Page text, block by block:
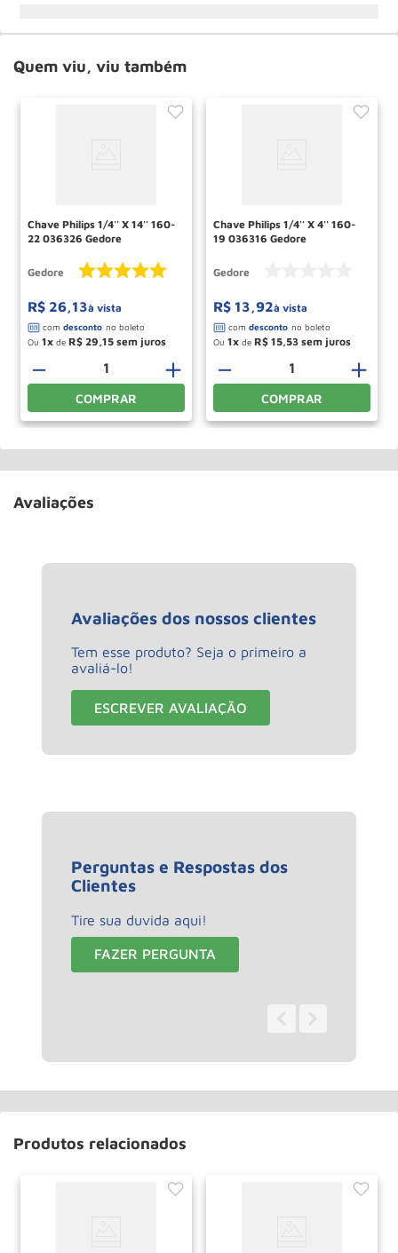
Quem viu, viu também
Chave Philips 1/4'' X 14'' 160-
22 036326 Gedore
Gedore
R$ 26,13à vista
Ou 1 de R$ 29,15
＋
－
COMPRAR
Chave Philips 1/4'' X 4'' 160-
19 036316 Gedore
Gedore
R$ 13,92à vista
Ou 1 de R$ 15,53
＋
－
COMPRAR
Avaliações
Avaliações dos nossos clientes
Tem esse produto? Seja o primeiro a
avaliá-lo!
ESCREVER AVALIAÇÃO
Perguntas e Respostas dos
Clientes
Tire sua duvida aqui!
FAZER PERGUNTA
Produtos relacionados